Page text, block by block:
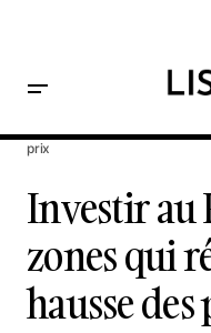
Home
Investir au Portugal
prix
Investir au
zones qui
hausse